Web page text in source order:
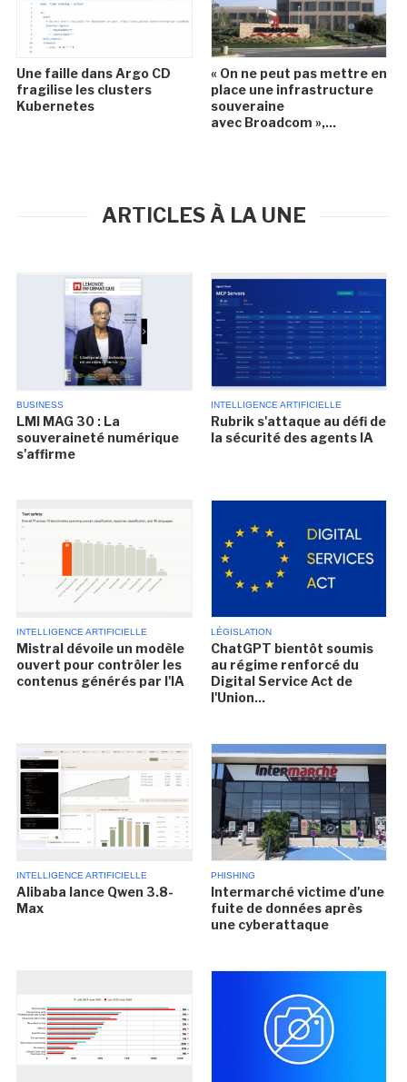
Une faille dans Argo CD
fragilise les clusters
Kubernetes
« On ne peut pas mettre en
place une infrastructure
souveraine
avec Broadcom »,...
ARTICLES À LA UNE
BUSINESS
LMI MAG 30 : La
souveraineté numérique
s'affirme
INTELLIGENCE ARTIFICIELLE
Rubrik s'attaque au défi de
la sécurité des agents IA
INTELLIGENCE ARTIFICIELLE
Mistral dévoile un modèle
ouvert pour contrôler les
contenus générés par l'IA
LÉGISLATION
ChatGPT bientôt soumis
au régime renforcé du
Digital Service Act de
l'Union...
INTELLIGENCE ARTIFICIELLE
Alibaba lance Qwen 3.8-
Max
PHISHING
Intermarché victime d'une
fuite de données après
une cyberattaque